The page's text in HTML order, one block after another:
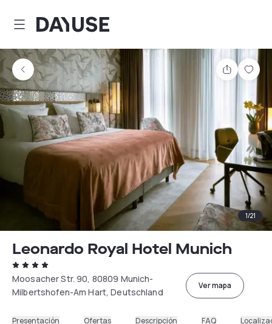
Dayuse
1/21
Leonardo Royal Hotel Munich
Moosacher Str. 90, 80809 Munich-
Milbertshofen-Am Hart, Deutschland
Ver mapa
Presentación Ofertas Descripción FAQ